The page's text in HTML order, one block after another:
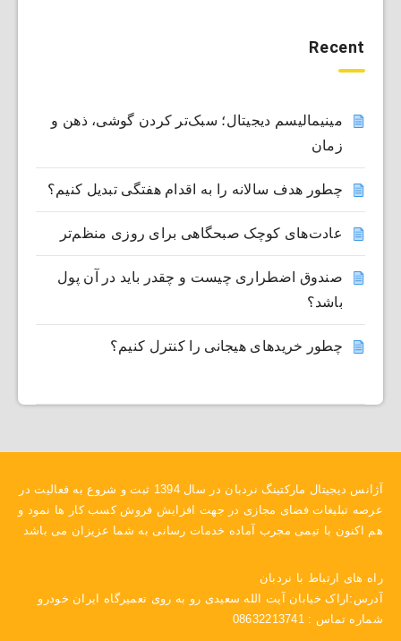
Recent
مینیمالیسم دیجیتال؛ سبک‌تر کردن گوشی، ذهن و
زمان
چطور هدف سالانه را به اقدام هفتگی تبدیل کنیم؟
عادت‌های کوچک صبحگاهی برای روزی منظم‌تر
صندوق اضطراری چیست و چقدر باید در آن پول
باشد؟
چطور خریدهای هیجانی را کنترل کنیم؟
آژانس دیجیتال مارکتینگ نردبان در سال 1394 ثبت و شروع به فعالیت در
عرصه تبلیغات فضای مجازی در جهت افزایش فروش کسب کار ها نمود و
هم اکنون با تیمی مجرب آماده خدمات رسانی به شما عزیزان می باشد
راه های ارتباط با نردبان
آدرس:اراک خیابان آیت الله سعیدی رو به روی تعمیرگاه ایران خودرو
شماره تماس : 08632213741